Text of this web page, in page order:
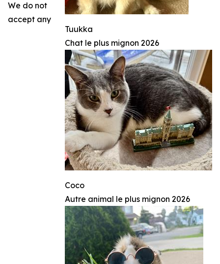
Tuukka
Chat le plus mignon 2026
Coco
Autre animal le plus mignon 2026
We do not
accept any